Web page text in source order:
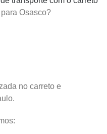
Osasco?
no carreto e